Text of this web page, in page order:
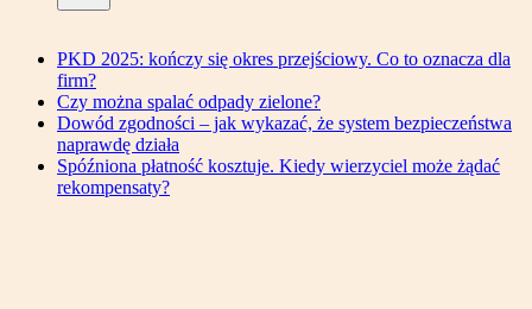
PKD 2025: kończy się okres przejściowy. Co to oznacza dla
firm?
Czy można spalać odpady zielone?
Dowód zgodności – jak wykazać, że system bezpieczeństwa
naprawdę działa
Spóźniona płatność kosztuje. Kiedy wierzyciel może żądać
rekompensaty?